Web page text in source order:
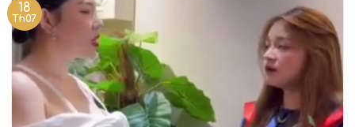
18
Th07